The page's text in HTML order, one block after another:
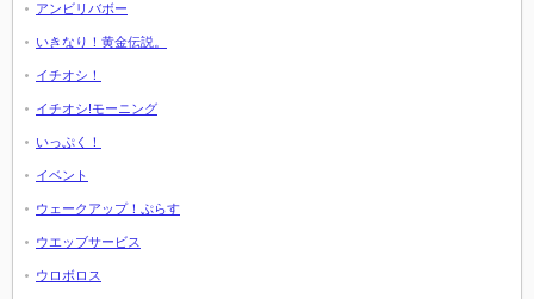
アンビリバボー
いきなり！黄金伝説。
イチオシ！
イチオシ!モーニング
いっぷく！
イベント
ウェークアップ！ぷらす
ウエッブサービス
ウロボロス